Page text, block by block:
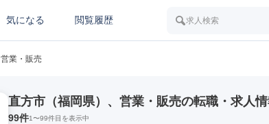
気になる 閲覧履歴 求人検索
営業・販売
直方市（福岡県）、営業・販売の転職・求人
99件1〜99件目を表示中